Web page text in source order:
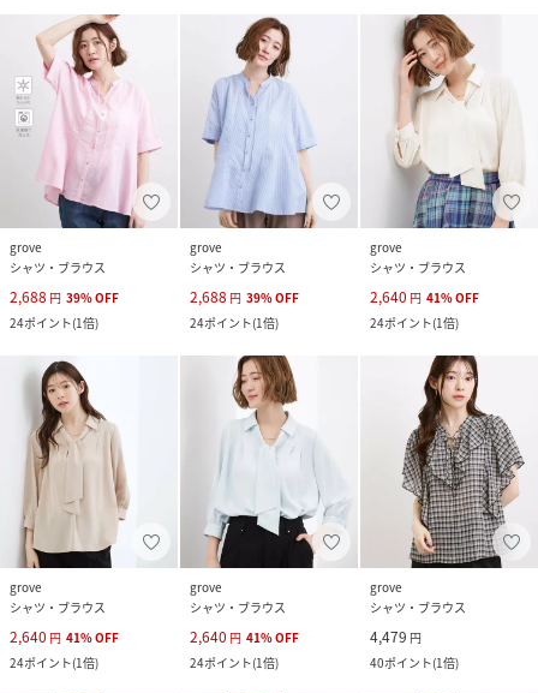
grove
シャツ・ブラウス
2,688 円 39%OFF
24ポイント(1倍)
grove
シャツ・ブラウス
2,688 円 39%OFF
24ポイント(1倍)
grove
シャツ・ブラウス
2,640 円 41%OFF
24ポイント(1倍)
grove
シャツ・ブラウス
2,640 円 41%OFF
24ポイント(1倍)
grove
シャツ・ブラウス
2,640 円 41%OFF
24ポイント(1倍)
grove
シャツ・ブラウス
4,479 円
40ポイント(1倍)